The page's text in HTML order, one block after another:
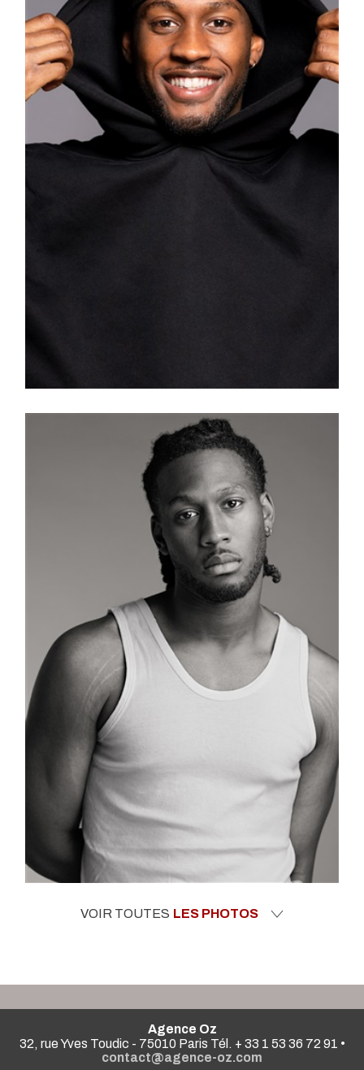
VOIR TOUTES LES PHOTOS
Agence Oz
32, rue Yves Toudic - 75010 Paris Tél. + 33 1 53 36 72 91 •
contact@agence-oz.com